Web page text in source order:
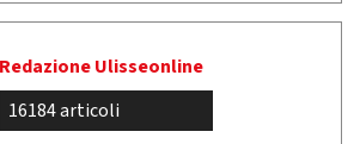
Redazione Ulisseonline
16184 articoli